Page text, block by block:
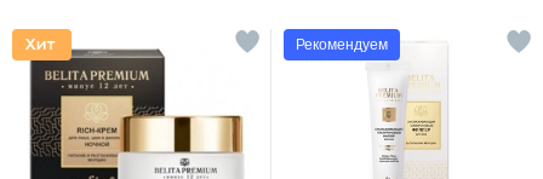
Рекомендуем